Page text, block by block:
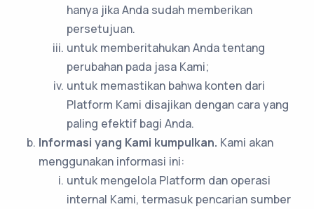
hanya jika Anda sudah memberikan
persetujuan.
untuk memberitahukan Anda tentang
perubahan pada jasa Kami;
untuk memastikan bahwa konten dari
Platform Kami disajikan dengan cara yang
paling efektif bagi Anda.
Informasi yang Kami kumpulkan. Kami akan
menggunakan informasi ini:
untuk mengelola Platform dan operasi
internal Kami, termasuk pencarian sumber